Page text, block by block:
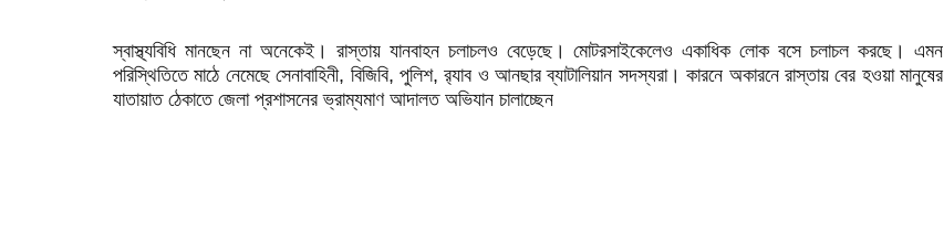
স্বাস্থ্যবিধি মানছেন না অনেকেই। রাস্তায় যানবাহন চলাচলও বেড়েছে। মোটরসাইকেলেও একাধিক লোক বসে চলাচল করছে। এমন
পরিস্থিতিতে মাঠে নেমেছে সেনাবাহিনী, বিজিবি, পুলিশ, র‌্যাব ও আনছার ব্যাটালিয়ান সদস্যরা। কারনে অকারনে রাস্তায় বের হওয়া মানুষের
যাতায়াত ঠেকাতে জেলা প্রশাসনের ভ্রাম্যমাণ আদালত অভিযান চালাচ্ছেন